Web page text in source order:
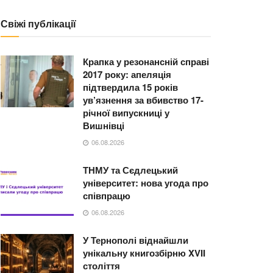
Свіжі публікації
Крапка у резонансній справі
2017 року: апеляція
підтвердила 15 років
ув’язнення за вбивство 17-
річної випускниці у
Вишнівці
06.08.2026
ТНМУ та Сєдлецький
університет: нова угода про
співпрацю
06.08.2026
У Тернополі віднайшли
унікальну книгозбірню XVII
століття